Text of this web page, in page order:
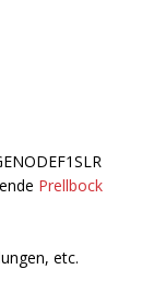
Prellbock
etc.